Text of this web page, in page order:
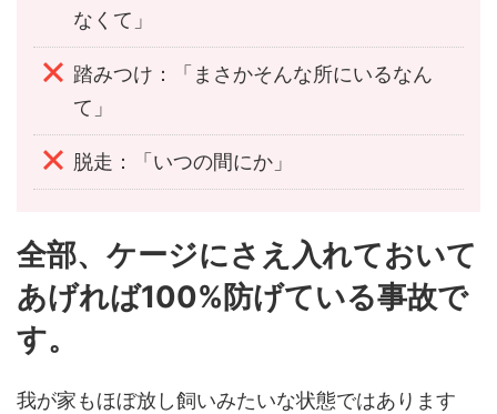
なくて」
踏みつけ：「まさかそんな所にいるなん
て」
脱走：「いつの間にか」
全部、ケージにさえ入れておいて
あげれば100%防げている事故で
す。
我が家もほぼ放し飼いみたいな状態ではあります